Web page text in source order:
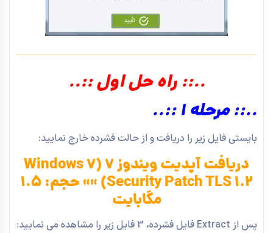
..:: راه حل اول ::..
..:: مرحله 1 ::..
بایستی فایل زیر را دریافت و از حالت فشرده خارج نمایید:
دریافت آپدیت ویندوز 7 (Windows 7
Security Patch TLS 1.2) »» حجم: 1.5
مگابایت
پس از Extract فایل فشرده، 3 فایل زیر را مشاهده می نمایید: